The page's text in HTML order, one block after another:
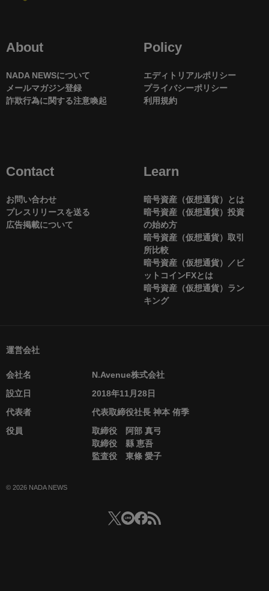
About
NADA NEWSについて
メールマガジン登録
詐欺行為に関する注意喚起
Policy
エディトリアルポリシー
プライバシーポリシー
利用規約
Contact
お問い合わせ
プレスリリースを送る
広告掲載について
Learn
暗号資産（仮想通貨）とは
暗号資産（仮想通貨）投資
の始め方
暗号資産（仮想通貨）取引
所比較
暗号資産（仮想通貨）／ビ
ットコインFXとは
暗号資産（仮想通貨）ラン
キング
運営会社
会社名
N.Avenue株式会社
設立日
2018年11月28日
代表者
代表取締役社長 神本 侑季
役員
取締役 阿部 真弓
取締役 縣 恵吾
監査役 東條 愛子
© 2026 NADA NEWS